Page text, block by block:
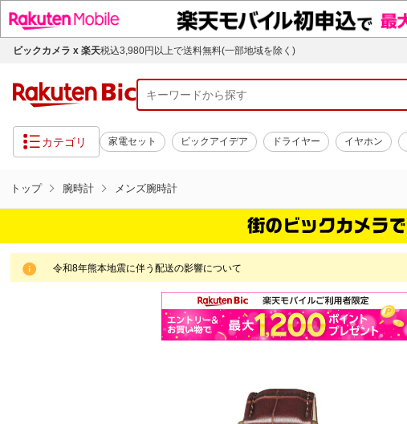
ビックカメラ x 楽天税込3,980円以上で送料無料(一部地域を除く)
カテゴリ 家電セット ビックアイデア ドライヤー イヤホン
トップ 腕時計 メンズ腕時計
令和8年熊本地震に伴う配送の影響について